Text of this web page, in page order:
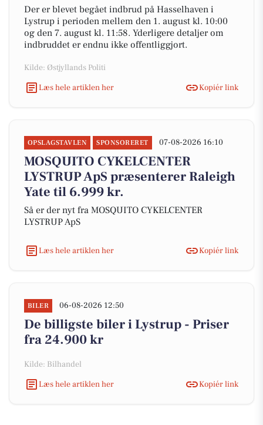
Der er blevet begået indbrud på Hasselhaven i
Lystrup i perioden mellem den 1. august kl. 10:00
og den 7. august kl. 11:58. Yderligere detaljer om
indbruddet er endnu ikke offentliggjort.
Kilde: Østjyllands Politi
Læs hele artiklen her
Kopiér link
OPSLAGSTAVLEN SPONSORERET 07-08-2026 16:10
MOSQUITO CYKELCENTER
LYSTRUP ApS præsenterer Raleigh
Yate til 6.999 kr.
Så er der nyt fra MOSQUITO CYKELCENTER
LYSTRUP ApS
Læs hele artiklen her Kopiér link
BILER 06-08-2026 12:50
De billigste biler i Lystrup - Priser
fra 24.900 kr
Kilde: Bilhandel
Læs hele artiklen her
Kopiér link